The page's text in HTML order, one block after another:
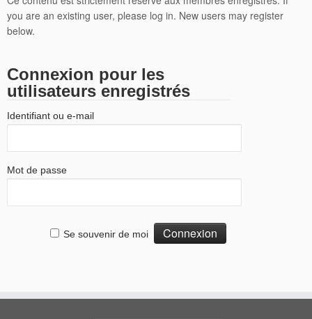
you are an existing user, please log in. New users may register
below.
Connexion pour les
utilisateurs enregistrés
Identifiant ou e-mail
Mot de passe
Se souvenir de moi